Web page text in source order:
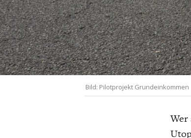
Bild: Pilotprojekt Grundeinkommen
Wer